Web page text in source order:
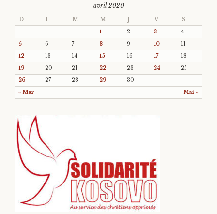
avril 2020
D L M M V S
« Mar Mai »
1 2 3
4
5
6 7 8 9 10
11
12
13 14 15 16 17
18
19
20 21 22 23 24
25
26
27 28 29 30